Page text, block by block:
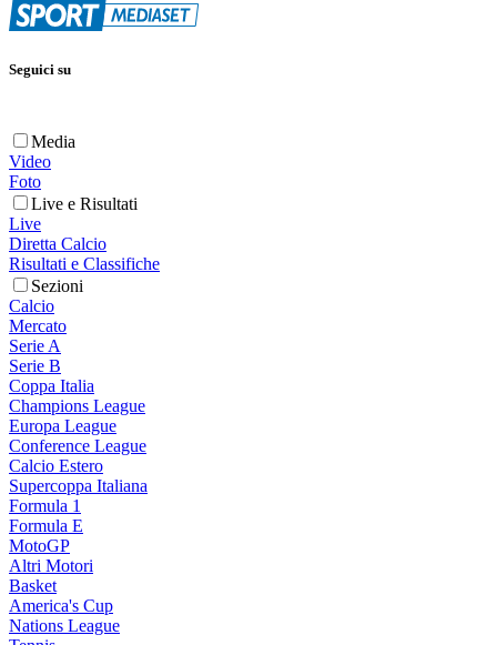
Seguici su
Media
Video
Foto
Live e Risultati
Live
Diretta Calcio
Risultati e Classifiche
Sezioni
Calcio
Mercato
Serie A
Serie B
Coppa Italia
Champions League
Europa League
Conference League
Calcio Estero
Supercoppa Italiana
Formula 1
Formula E
MotoGP
Altri Motori
Basket
America's Cup
Nations League